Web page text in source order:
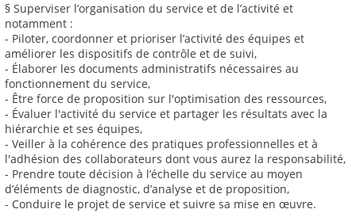
§ Superviser l’organisation du service et de l’activité et
notamment :
- Piloter, coordonner et prioriser l’activité des équipes et
améliorer les dispositifs de contrôle et de suivi,
- Élaborer les documents administratifs nécessaires au
fonctionnement du service,
- Être force de proposition sur l'optimisation des ressources,
- Évaluer l'activité du service et partager les résultats avec la
hiérarchie et ses équipes,
- Veiller à la cohérence des pratiques professionnelles et à
l'adhésion des collaborateurs dont vous aurez la responsabilité,
- Prendre toute décision à l’échelle du service au moyen
d’éléments de diagnostic, d’analyse et de proposition,
- Conduire le projet de service et suivre sa mise en œuvre.